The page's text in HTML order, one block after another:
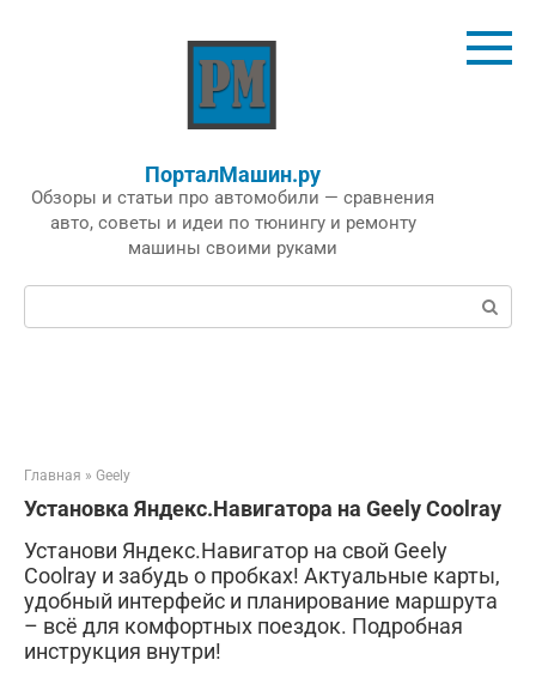
ПорталМашин.ру
Обзоры и статьи про автомобили — сравнения
авто, советы и идеи по тюнингу и ремонту
машины своими руками
Поиск:
Главная » Geely
Установка Яндекс.Навигатора на Geely Coolray
Установи Яндекс.Навигатор на свой Geely
Coolray и забудь о пробках! Актуальные карты,
удобный интерфейс и планирование маршрута
– всё для комфортных поездок. Подробная
инструкция внутри!